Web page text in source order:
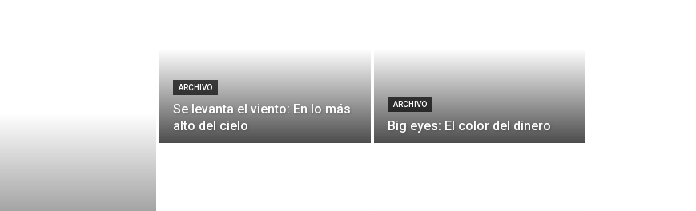
ARCHIVO
Se levanta el viento: En lo más
alto del cielo
ARCHIVO
Big eyes: El color del dinero